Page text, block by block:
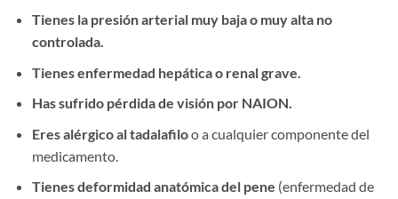
Tienes la presión arterial muy baja o muy alta no
controlada.
Tienes enfermedad hepática o renal grave.
Has sufrido pérdida de visión por NAION.
Eres alérgico al tadalafiloo a cualquier componente del
medicamento.
Tienes deformidad anatómica del pene (enfermedad de